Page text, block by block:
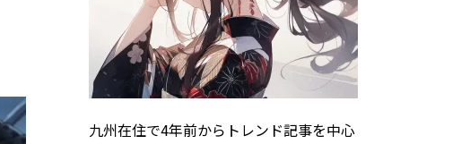
九州在住で4年前からトレンド記事を中心